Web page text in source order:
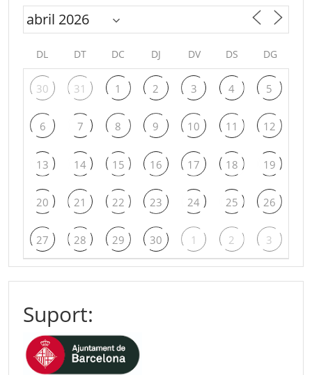
DL DT DC DJ DV DS DG
30 31 1 2 3 4 5
6 7 8 9 10 11 12
13 14 15 16 17 18 19
20 21 22 23 24 25 26
27 28 29 30 1 2 3
Suport: